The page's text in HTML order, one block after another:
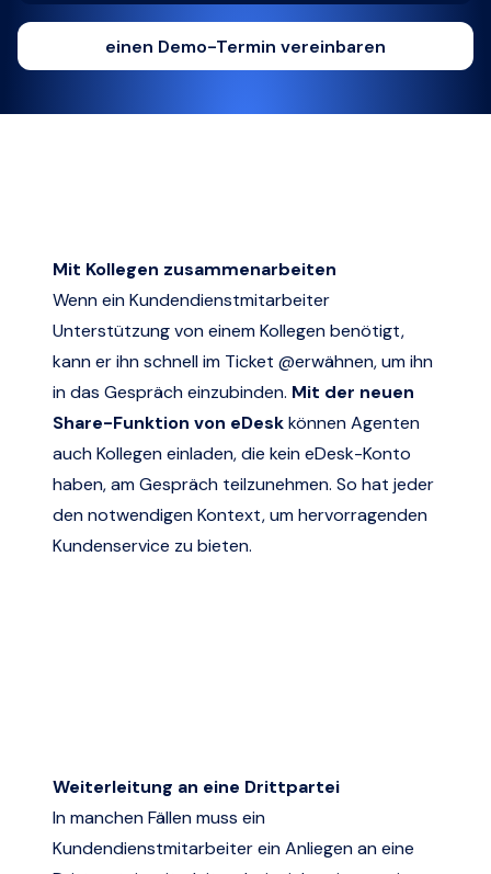
einen Demo-Termin vereinbaren
Mit Kollegen zusammenarbeiten
Wenn ein Kundendienstmitarbeiter
Unterstützung von einem Kollegen benötigt,
kann er ihn schnell im Ticket @erwähnen, um ihn
in das Gespräch einzubinden. Mit der neuen
Share-Funktion von eDeskkönnen Agenten
auch Kollegen einladen, die kein eDesk-Konto
haben, am Gespräch teilzunehmen. So hat jeder
den notwendigen Kontext, um hervorragenden
Kundenservice zu bieten.
Weiterleitung an eine Drittpartei
In manchen Fällen muss ein
Kundendienstmitarbeiter ein Anliegen an eine